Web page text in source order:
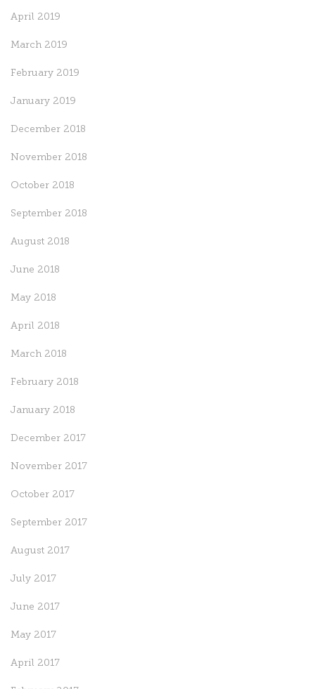
April 2019
March 2019
February 2019
January 2019
December 2018
November 2018
October 2018
September 2018
August 2018
June 2018
May 2018
April 2018
March 2018
February 2018
January 2018
December 2017
November 2017
October 2017
September 2017
August 2017
July 2017
June 2017
May 2017
April 2017